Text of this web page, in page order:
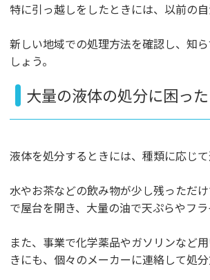
特に引っ越しをしたときには、以前の
新しい地域での処理方法を確認し、知
しょう。
大量の液体の処分に困っ
液体を処分するときには、種類に応じ
水やお茶などの飲み物が少し残っただ
で屋台を開き、大量の油で天ぷらやフ
また、事業で化学薬品やガソリンなど
きにも、個々のメーカーに連絡して処